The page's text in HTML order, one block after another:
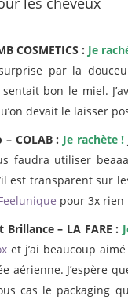
COSMETICS : Je
par la
bon le miel.
devait le laisser
COLAB : Je rachète !
faudra utiliser
est transparent sur
pour 3x rien
– LA FARE :
et j’ai beaucoup
aérienne. J’espère
cas le packaging